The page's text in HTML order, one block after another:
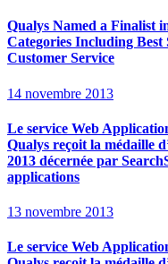
Qualys Named a Finalist
Categories Including
Customer Service
14 novembre 2013
Le service Web
Qualys reçoit la médaille
2013 décernée par
applications
13 novembre 2013
Le service Web